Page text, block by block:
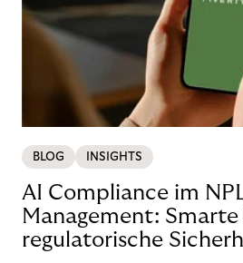
BLOG INSIGHTS
AI Compliance im
Management:
regulatorische